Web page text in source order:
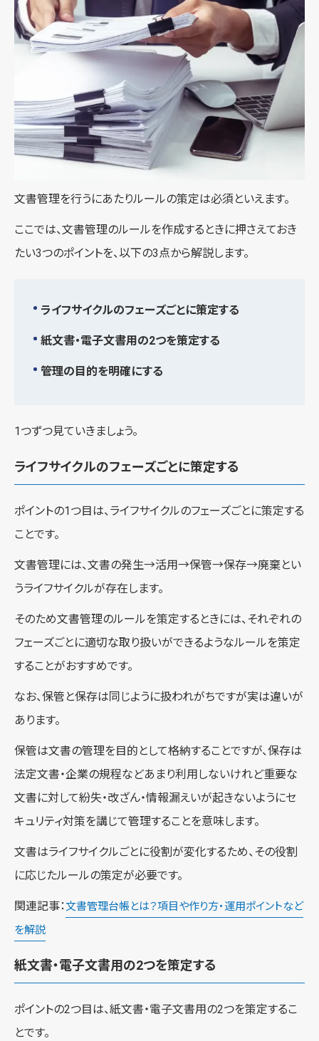
文書管理を行うにあたりルールの策定は必須といえます。
ここでは、文書管理のルールを作成するときに押さえておき
たい3つのポイントを、以下の3点から解説します。
ライフサイクルのフェーズごとに策定する
紙文書・電子文書用の2つを策定する
管理の目的を明確にする
1つずつ見ていきましょう。
ライフサイクルのフェーズごとに策定する
ポイントの1つ目は、ライフサイクルのフェーズごとに策定する
ことです。
文書管理には、文書の発生→活用→保管→保存→廃棄とい
うライフサイクルが存在します。
そのため文書管理のルールを策定するときには、それぞれの
フェーズごとに適切な取り扱いができるようなルールを策定
することがおすすめです。
なお、保管と保存は同じように扱われがちですが実は違いが
あります。
保管は文書の管理を目的として格納することですが、保存は
法定文書・企業の規程などあまり利用しないけれど重要な
文書に対して紛失・改ざん・情報漏えいが起きないようにセ
キュリティ対策を講じて管理することを意味します。
文書はライフサイクルごとに役割が変化するため、その役割
に応じたルールの策定が必要です。
関連記事：文書管理台帳とは？項目や作り方・運用ポイントなど
を解説
紙文書・電子文書用の2つを策定する
ポイントの2つ目は、紙文書・電子文書用の2つを策定するこ
とです。